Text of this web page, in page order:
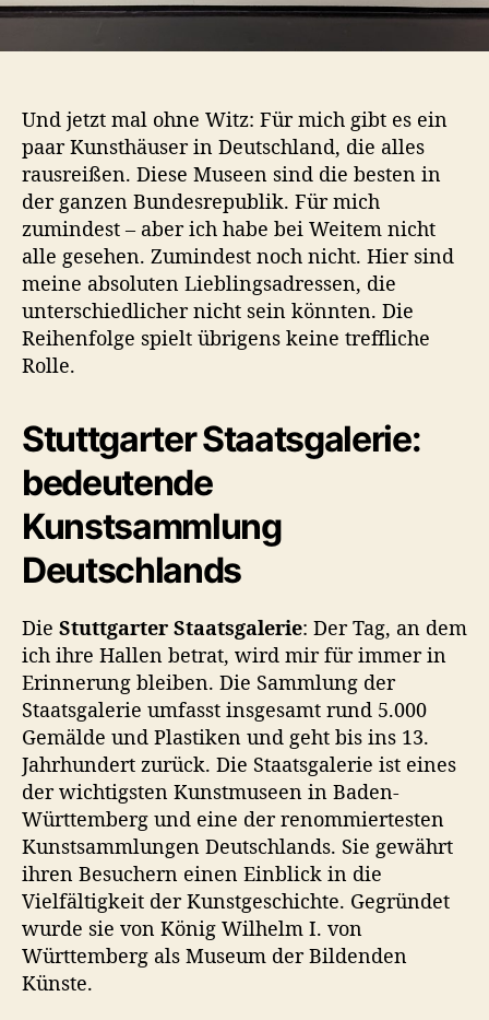
r
p
l
i
k
Und jetzt mal ohne Witz: Für mich gibt es ein
paar Kunsthäuser in Deutschland, die alles
rausreißen. Diese Museen sind die besten in
der ganzen Bundesrepublik. Für mich
zumindest – aber ich habe bei Weitem nicht
alle gesehen. Zumindest noch nicht. Hier sind
meine absoluten Lieblingsadressen, die
unterschiedlicher nicht sein könnten. Die
Reihenfolge spielt übrigens keine treffliche
Rolle.
Stuttgarter Staatsgalerie:
bedeutende
Kunstsammlung
Deutschlands
Die Stuttgarter Staatsgalerie: Der Tag, an dem
ich ihre Hallen betrat, wird mir für immer in
Erinnerung bleiben. Die Sammlung der
Staatsgalerie umfasst insgesamt rund 5.000
Gemälde und Plastiken und geht bis ins 13.
Jahrhundert zurück. Die Staatsgalerie ist eines
der wichtigsten Kunstmuseen in Baden-
Württemberg und eine der renommiertesten
Kunstsammlungen Deutschlands. Sie gewährt
ihren Besuchern einen Einblick in die
Vielfältigkeit der Kunstgeschichte. Gegründet
wurde sie von König Wilhelm I. von
Württemberg als Museum der Bildenden
Künste.